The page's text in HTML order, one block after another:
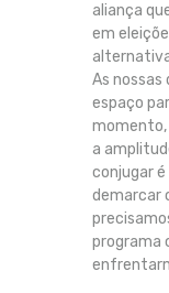
aliança
em
As
espaço
momento,
a
conjugar é
demarcar
programa